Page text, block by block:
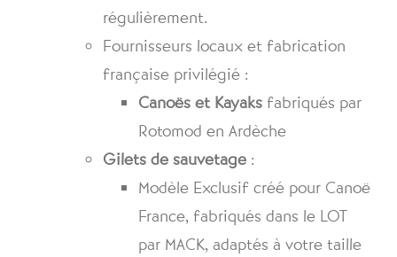
régulièrement.
Fournisseurs locaux et fabrication
française privilégié :
Canoës et Kayaksfabriqués par
Rotomod en Ardèche
Gilets de sauvetage:
Modèle Exclusif créé pour Canoë
France, fabriqués dans le LOT
par MACK, adaptés à votre taille